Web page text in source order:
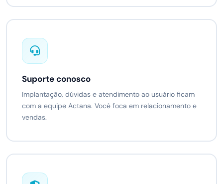
Suporte conosco
Implantação, dúvidas e atendimento ao usuário ficam
com a equipe Actana. Você foca em relacionamento e
vendas.